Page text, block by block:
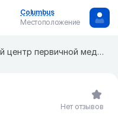
Columbus
Местоположение
Городской центр первичной медико-санитарной помощи
Нет отзывов